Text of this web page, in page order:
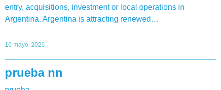
entry, acquisitions, investment or local operations in
Argentina. Argentina is attracting renewed…
10 mayo, 2026
prueba nn